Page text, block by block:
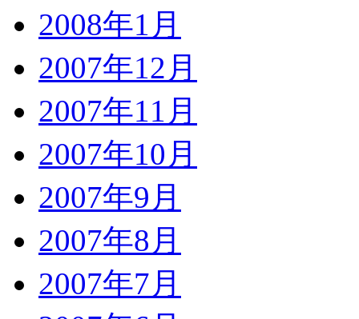
2008年1月
2007年12月
2007年11月
2007年10月
2007年9月
2007年8月
2007年7月